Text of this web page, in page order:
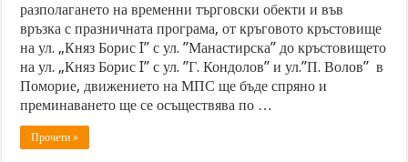
разполагането на временни търговски обекти и във
връзка с празничната програма, от кръговото кръстовище
на ул. „Княз Борис I” с ул. ”Манастирска” до кръстовището
на ул. „Княз Борис I” с ул. ”Г. Кондолов” и ул.”П. Волов” в
Поморие, движението на МПС ще бъде спряно и
преминаването ще се осъществява по …
Прочети »